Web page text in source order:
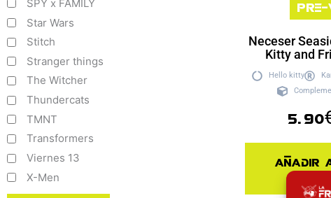
SPY x FAMILY
Star Wars
Stitch
Stranger things
The Witcher
Thundercats
TMNT
Transformers
Viernes 13
X-Men
Neceser
Kitty and
Hello kitty
5.90
Añadir